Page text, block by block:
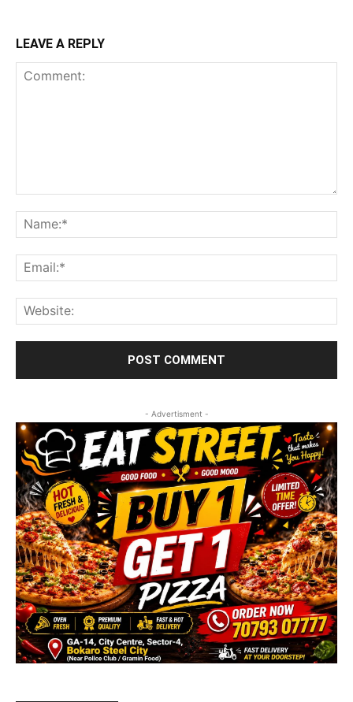
LEAVE A REPLY
- Advertisment -